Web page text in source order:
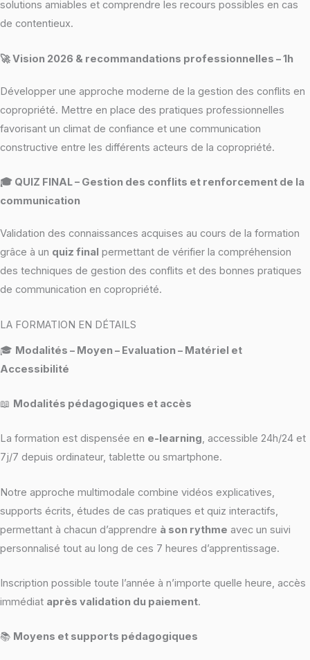
solutions amiables et comprendre les recours possibles en cas
de contentieux.
🚀 Vision 2026 & recommandations professionnelles – 1h
Développer une approche moderne de la gestion des conflits en
copropriété. Mettre en place des pratiques professionnelles
favorisant un climat de confiance et une communication
constructive entre les différents acteurs de la copropriété.
🎓 QUIZ FINAL – Gestion des conflits et renforcement de la
communication
Validation des connaissances acquises au cours de la formation
grâce à un quiz final permettant de vérifier la compréhension
des techniques de gestion des conflits et des bonnes pratiques
de communication en copropriété.
LA FORMATION EN DÉTAILS
🎓 Modalités – Moyen – Evaluation – Matériel et
Accessibilité
📖 Modalités pédagogiques et accès
La formation est dispensée en e-learning, accessible 24h/24 et
7j/7 depuis ordinateur, tablette ou smartphone.
Notre approche multimodale combine vidéos explicatives,
supports écrits, études de cas pratiques et quiz interactifs,
permettant à chacun d’apprendre à son rythme avec un suivi
personnalisé tout au long de ces 7 heures d’apprentissage.
Inscription possible toute l’année à n’importe quelle heure, accès
immédiat après validation du paiement.
📚 Moyens et supports pédagogiques